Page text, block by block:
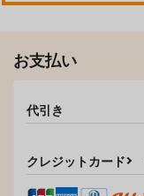
お支払い
代引き
クレジットカード